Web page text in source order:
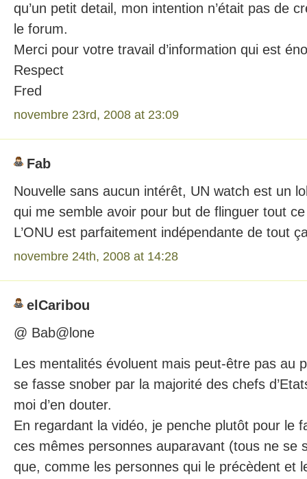
qu’un petit detail, mon intention n’était pas de
le forum.
Merci pour votre travail d’information qui est
Respect
Fred
novembre 23rd, 2008 at 23:09
Fab
Nouvelle sans aucun intérêt, UN watch est un
qui me semble avoir pour but de flinguer tout
L’ONU est parfaitement indépendante de tout
novembre 24th, 2008 at 14:28
elCaribou
@ Bab@lone
Les mentalités évoluent mais peut-être pas au
se fasse snober par la majorité des chefs
moi d’en douter.
En regardant la vidéo, je penche plutôt pour le
ces mêmes personnes auparavant (tous ne se
que, comme les personnes qui le précèdent et